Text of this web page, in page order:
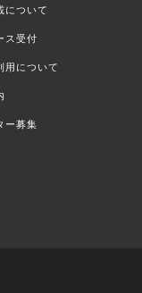
について
ス受付
用について
ー募集